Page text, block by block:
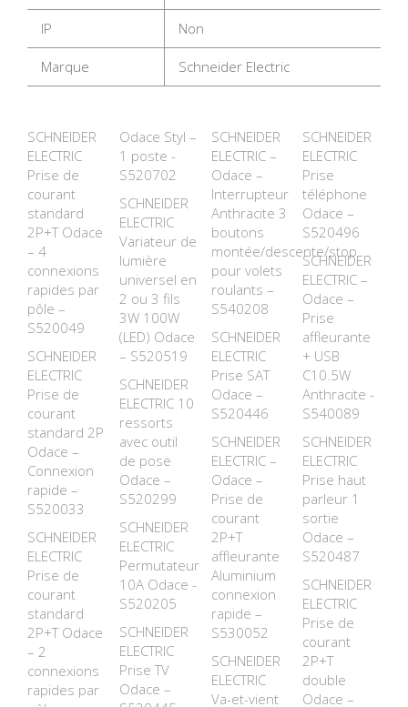
IP Non
Marque Schneider Electric
SCHNEIDER
ELECTRIC
Prise de
courant
standard
2P+T Odace
– 4
connexions
rapides par
pôle –
S520049
SCHNEIDER
ELECTRIC
Prise de
courant
standard 2P
Odace –
Connexion
rapide –
S520033
SCHNEIDER
ELECTRIC
Prise de
courant
standard
2P+T Odace
– 2
connexions
rapides par
Odace Styl –
1 poste -
S520702
SCHNEIDER
ELECTRIC
Variateur de
lumière
universel en
2 ou 3 fils
3W 100W
(LED) Odace
– S520519
SCHNEIDER
ELECTRIC 10
ressorts
avec outil
de pose
Odace –
S520299
SCHNEIDER
ELECTRIC
Permutateur
10A Odace -
S520205
SCHNEIDER
ELECTRIC
Prise TV
Odace –
SCHNEIDER
ELECTRIC –
Odace –
Interrupteur
Anthracite 3
boutons
montée/descente/stop
pour volets
roulants –
S540208
SCHNEIDER
ELECTRIC
Prise SAT
Odace –
S520446
SCHNEIDER
ELECTRIC –
Odace –
Prise de
courant
2P+T
affleurante
Aluminium
connexion
rapide –
S530052
SCHNEIDER
ELECTRIC
Va-et-vient
SCHNEIDER
ELECTRIC
Prise
téléphone
Odace –
S520496
SCHNEIDER
ELECTRIC –
Odace –
Prise
affleurante
+ USB
C10.5W
Anthracite -
S540089
SCHNEIDER
ELECTRIC
Prise haut
parleur 1
sortie
Odace –
S520487
SCHNEIDER
ELECTRIC
Prise de
courant
2P+T
double
Odace –